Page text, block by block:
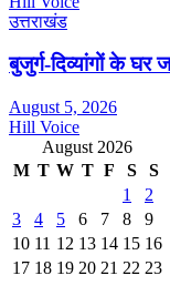
उत्तराखंड
बुजुर्ग-दिव्यांगों के घर
August 5, 2026
Hill Voice
August 2026
M T W T F S
S
1
2
3
4 5 6 7 8
9
10 11 12 13 14 15 16
17 18 19 20 21 22 23